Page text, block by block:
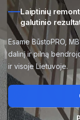
Laiptinių
galutinio
Esame BūstoPRO,
dalinį ir pilną
ir visoje Lietuvoje.